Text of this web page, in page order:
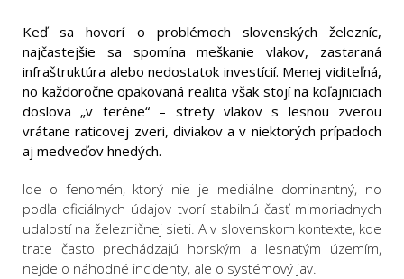
Keď sa hovorí o problémoch slovenských železníc,
najčastejšie sa spomína meškanie vlakov, zastaraná
infraštruktúra alebo nedostatok investícií. Menej viditeľná,
no každoročne opakovaná realita však stojí na koľajniciach
doslova „v teréne“ – strety vlakov s lesnou zverou
vrátane raticovej zveri, diviakov a v niektorých prípadoch
aj medveďov hnedých.
Ide o fenomén, ktorý nie je mediálne dominantný, no
podľa oficiálnych údajov tvorí stabilnú časť mimoriadnych
udalostí na železničnej sieti. A v slovenskom kontexte, kde
trate často prechádzajú horským a lesnatým územím,
nejde o náhodné incidenty, ale o systémový jav.